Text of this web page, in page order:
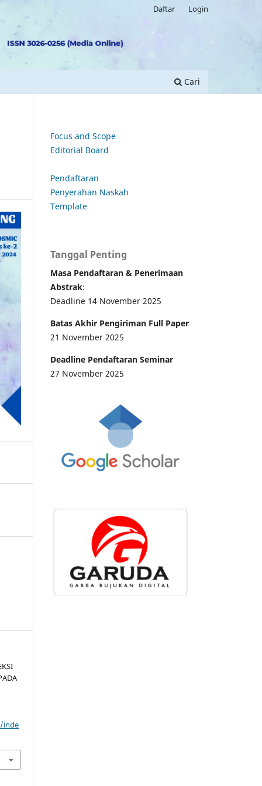
Cari
Daftar Login
inde
Focus and Scope
Editorial Board
Pendaftaran
Penyerahan Naskah
Template
Tanggal Penting
Masa Pendaftaran & Penerimaan
Abstrak:
Deadline 14 November 2025
Batas Akhir Pengiriman Full Paper
21 November 2025
Deadline Pendaftaran Seminar
27 November 2025